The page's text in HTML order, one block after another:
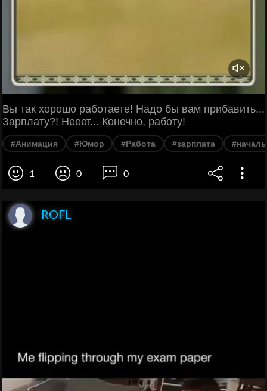
Вы так хорошо работаете! Надо бы вам прибавить...
Зарплату?! Нееет... Конечно, работу!
#Анимация #Юмор #Работа #зарплата
1 0 0
ROFL